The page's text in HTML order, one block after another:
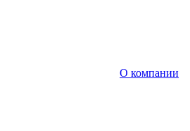
О компании